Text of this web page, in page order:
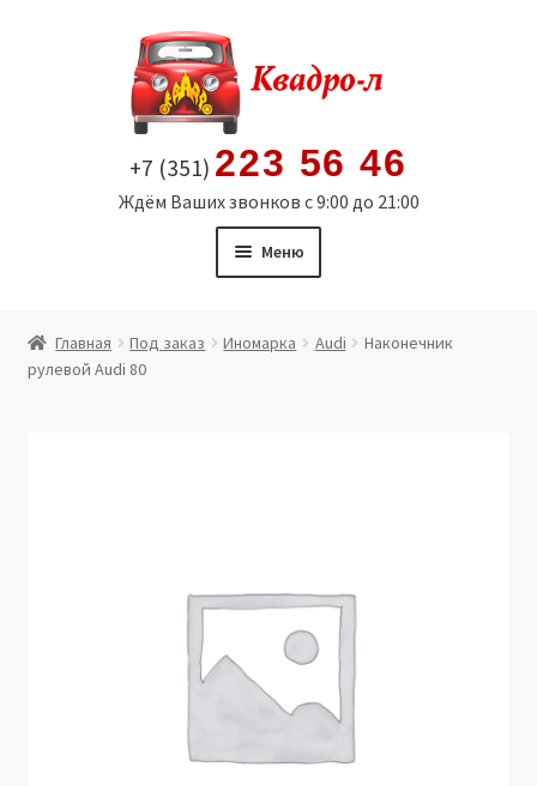
содержимому
+7 (351) 223 56 46
Ждём Ваших звонков с 9:00 до 21:00
Меню
Витрина
Юридические данные
Главная Под заказ Иномарка Audi
Наконечник
рулевой Audi 80